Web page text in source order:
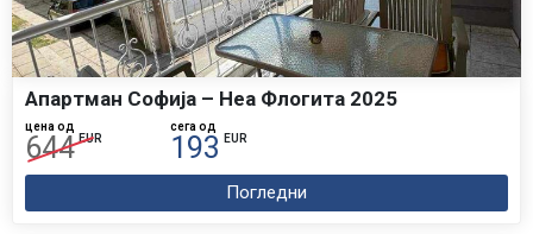
Апартман Софија – Неа Флогита 2025
цена од
644 EUR
сега од
193 EUR
Погледни